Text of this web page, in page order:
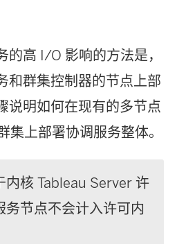
的高 I/O 影响的方法是，
和群集控制器的节点上部
说明如何在现有的多节点
集上部署协调服务整体。
内核 Tableau Server 许
务节点不会计入许可内